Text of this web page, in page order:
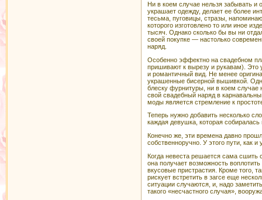
Ни в коем случае нельзя забывать и
украшает одежду, делает ее более
тесьма, пуговицы, стразы,
которого изготовлено то или иное
тысяч. Однако сколько бы вы ни
своей покупке — настолько
наряд.
Особенно эффектно на свадебном
пришивают к вырезу и рукавам). Это
и романтичный вид. Не менее
украшенные бисерной вышивкой.
блеску фурнитуры, ни в коем
свой свадебный наряд в
моды является стремление к
Теперь нужно добавить несколько
каждая девушка, которая
Конечно же, эти времена давно
собственноручно. У этого пути, как
Когда невеста решается сама сшить
она получает возможность
вкусовые пристрастия. Кроме того,
рискует встретить в загсе еще
ситуации случаются, и, надо
такого «несчастного случая»,